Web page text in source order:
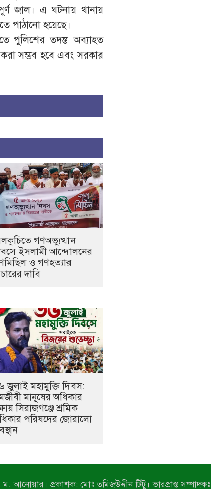
জাল। এ ঘটনায় থানায়
পাঠানো হয়েছে।
পুলিশের তদন্ত অব্যাহত
সম্ভব হবে এবং সরকার
গণঅভ্যুত্থান
ইসলামী আন্দোলনের
ও গণহত্যার
দাবি
জুলাই মহামুক্তি দিবস:
মানুষের অধিকার
সিরাজগঞ্জে শ্রমিক
পরিষদের জোরালো
ম. আনোয়ার। প্রকাশক: মোঃ তমিজউদ্দীন টিটু। ভারপ্রাপ্ত